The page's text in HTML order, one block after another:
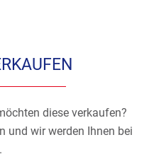
diese verkaufen?
und wir werden Ihnen bei